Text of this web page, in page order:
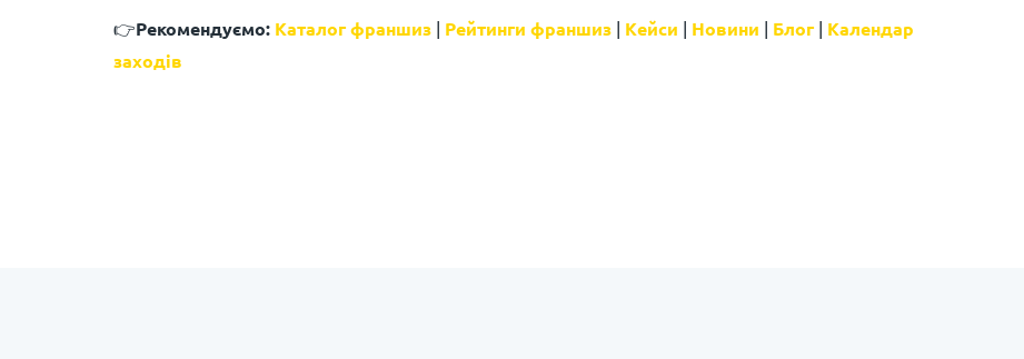
👉Рекомендуємо: Каталог франшиз | Рейтинги франшиз | Кейси | Новини | Блог| Календар
заходів